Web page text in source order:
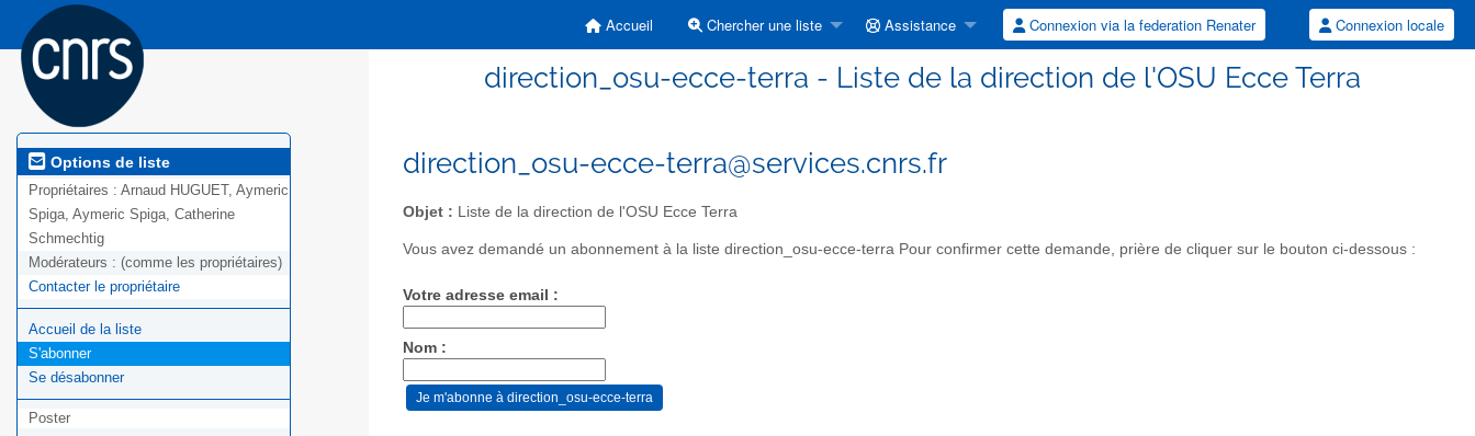
Accueil Chercher une liste Assistance Connexion via la federation Renater Connexion locale
direction_osu-ecce-terra - Liste de la direction de l'OSU Ecce Terra
Options de liste
Propriétaires : Arnaud HUGUET, Aymeric
Spiga, Aymeric Spiga, Catherine
Schmechtig
Modérateurs : (comme les propriétaires)
Contacter le propriétaire
Accueil de la liste
S'abonner
Se désabonner
Poster
direction_osu-ecce-terra@services.cnrs.fr
Objet : Liste de la direction de l'OSU Ecce Terra
Vous avez demandé un abonnement à la liste direction_osu-ecce-terra Pour confirmer cette demande, prière de cliquer sur le bouton ci-dessous :
Votre adresse email :
Nom :